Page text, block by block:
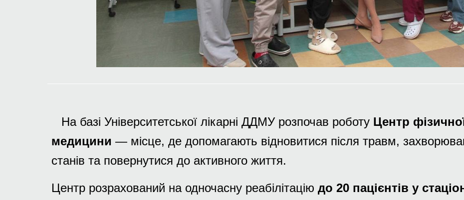
На базі Університетської лікарні ДДМУ розпочав роботу Центр
медицини — місце, де допомагають відновитися після травм,
станів та повернутися до активного життя.
Центр розрахований на одночасну реабілітацію до 20 пацієнтів у